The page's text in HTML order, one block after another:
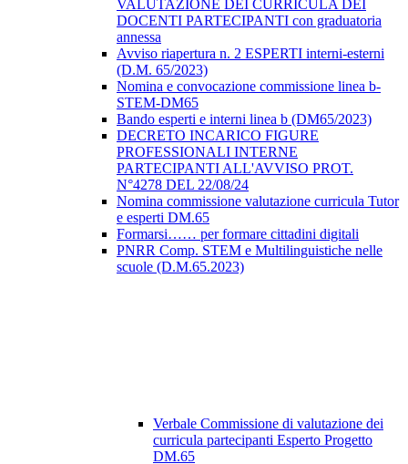
VALUTAZIONE DEI CURRICULA DEI
DOCENTI PARTECIPANTI con graduatoria
annessa
Avviso riapertura n. 2 ESPERTI interni-esterni
(D.M. 65/2023)
Nomina e convocazione commissione linea b-
STEM-DM65
Bando esperti e interni linea b (DM65/2023)
DECRETO INCARICO FIGURE
PROFESSIONALI INTERNE
PARTECIPANTI ALL'AVVISO PROT.
N°4278 DEL 22/08/24
Nomina commissione valutazione curricula Tutor
e esperti DM.65
Formarsi…… per formare cittadini digitali
PNRR Comp. STEM e Multilinguistiche nelle
scuole (D.M.65.2023)
Verbale Commissione di valutazione dei
curricula partecipanti Esperto Progetto
DM.65